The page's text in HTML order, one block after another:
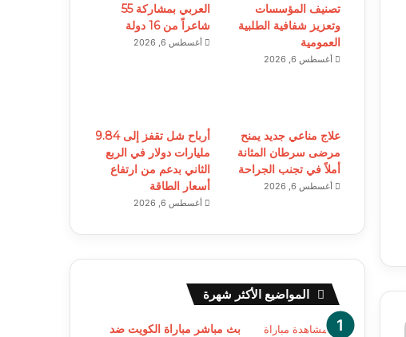
تصنيف المؤسسات
وتعزيز شفافية الطلبية
العمومية
أغسطس 6, 2026
العربي بمشاركة 55
شاعراً من 16 دولة
أغسطس 6, 2026
علاج مناعي جديد يمنح
مرضى سرطان المثانة
أملاً في تجنب الجراحة
أغسطس 6, 2026
أرباح شل تقفز إلى 9.84
مليارات دولار في الربع
الثاني بدعم من ارتفاع
أسعار الطاقة
أغسطس 6, 2026
المواضيع الأكثر شهرة
بث مباشر مباراة الكويت ضد